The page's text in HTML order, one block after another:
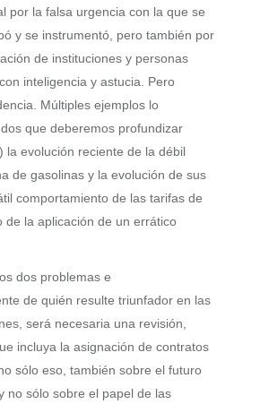
por la falsa urgencia con la que se
y se instrumentó, pero también por
de instituciones y personas
inteligencia y astucia. Pero
Múltiples ejemplos lo
que deberemos profundizar
la evolución reciente de la débil
de gasolinas y la evolución de sus
comportamiento de las tarifas de
de la aplicación de un errático
dos problemas e
de quién resulte triunfador en las
será necesaria una revisión,
incluya la asignación de contratos
sólo eso, también sobre el futuro
no sólo sobre el papel de las